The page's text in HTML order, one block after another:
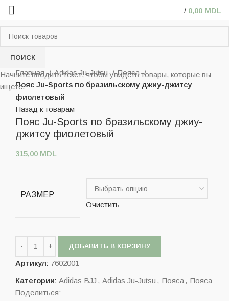
/ 0,00 MDL
Нажмите, чтобы увеличить
Главная
Adidas Ju-Jutsu
Пояса
Пояс Ju-Sports по бразильскому джиу-джитсу
фиолетовый
Назад к товарам
Пояс Ju-Sports по бразильскому джиу-
джитсу фиолетовый
315,00 MDL
РАЗМЕР
Очистить
ДОБАВИТЬ В КОРЗИНУ
Артикул: 7602001
Категории: Adidas BJJ , Adidas Ju-Jutsu , Пояса, Пояса
Поделиться:
ПОИСК
Начните вводить текст, чтобы увидеть товары, которые вы
ищете.